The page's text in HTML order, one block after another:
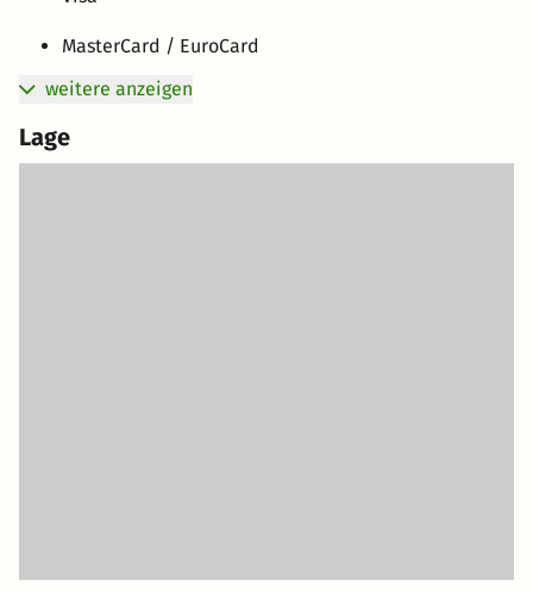
MasterCard / EuroCard
weitere anzeigen
Lage